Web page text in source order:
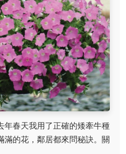
年春天我用了正確的矮牽牛種
滿的花，鄰居都來問秘訣。關